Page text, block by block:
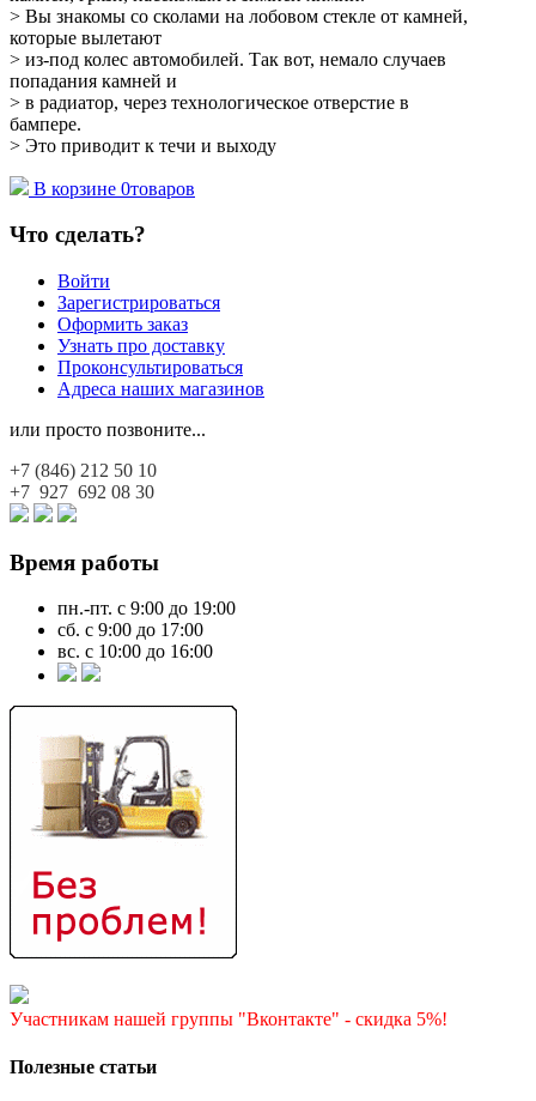
> Вы знакомы со сколами на лобовом стекле от камней,
которые вылетают
> из-под колес автомобилей. Так вот, немало случаев
попадания камней и
> в радиатор, через технологическое отверстие в
бампере.
> Это приводит к течи и выходу
В корзине 0товаров
Что сделать?
Войти
Зарегистрироваться
Оформить заказ
Узнать про доставку
Проконсультироваться
Адреса наших магазинов
или просто позвоните...
+7 (846) 212 50 10
+7 927 692 08 30
Время работы
пн.-пт. с 9:00 до 19:00
сб. с 9:00 до 17:00
вс. с 10:00 до 16:00
Участникам нашей группы "Вконтакте" - скидка 5%!
Полезные статьи